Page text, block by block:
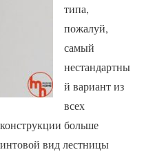
типа,
пожалуй,
самый
нестандартны
й вариант из
всех
больше
вид лестницы